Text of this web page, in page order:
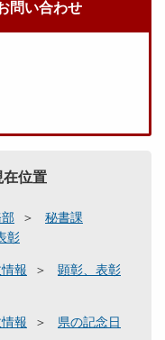
問い合わせ
在位置
秘書課
彰
報
顕彰、表彰
報 県の記念日